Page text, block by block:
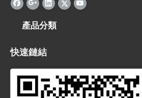
產品分類
快速鏈結